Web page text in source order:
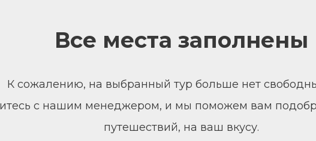
Все места заполнены
К сожалению, на выбранный тур больше нет
с нашим менеджером, и мы поможем вам
путешествий, на ваш вкусу.